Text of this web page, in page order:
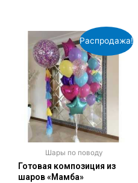
Распродажа!
Шары по поводу
Готовая композиция из
шаров «Мамба»